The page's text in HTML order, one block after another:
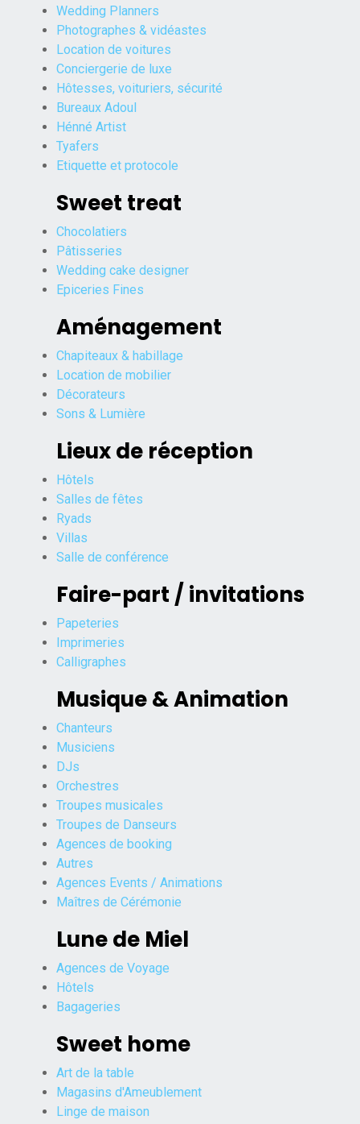
Wedding Planners
Photographes & vidéastes
Location de voitures
Conciergerie de luxe
Hôtesses, voituriers, sécurité
Bureaux Adoul
Hénné Artist
Tyafers
Etiquette et protocole
Sweet treat
Chocolatiers
Pâtisseries
Wedding cake designer
Epiceries Fines
Aménagement
Chapiteaux & habillage
Location de mobilier
Décorateurs
Sons & Lumière
Lieux de réception
Hôtels
Salles de fêtes
Ryads
Villas
Salle de conférence
Faire-part / invitations
Papeteries
Imprimeries
Calligraphes
Musique & Animation
Chanteurs
Musiciens
DJs
Orchestres
Troupes musicales
Troupes de Danseurs
Agences de booking
Autres
Agences Events / Animations
Maîtres de Cérémonie
Lune de Miel
Agences de Voyage
Hôtels
Bagageries
Sweet home
Art de la table
Magasins d'Ameublement
Linge de maison